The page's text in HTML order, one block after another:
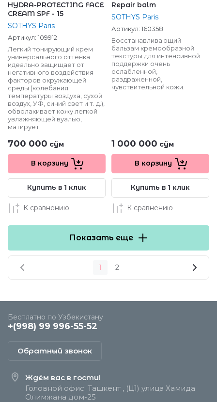
HYDRA-PROTECTING FACE
CREAM SPF - 15
SOTHYS Paris
Артикул: 109912
Легкий тонирующий крем
универсального оттенка
идеально защищает от
негативного воздействия
факторов окружающей
среды (колебания
температуры воздуха, сухой
воздух, УФ, синий свет и т. д.),
обволакивает кожу легкой
увлажняющей вуалью,
матирует.
700 000 сўм
В корзину
Купить в 1 клик
К сравнению
Repair balm
SOTHYS Paris
Артикул: 160358
Восстанавливающий
бальзам кремообразной
текстуры для интенсивной
поддержки очень
ослабленной,
раздраженной,
чувствительной кожи.
1 000 000 сўм
В корзину
Купить в 1 клик
К сравнению
Показать еще
1 2
Бесплатно по Узбекистану
+(998) 99 996-55-52
Обратный звонок
Ждём вас в гости!
Головной офис: Ташкент , (Ц1) улица Хамида
Олимжана дом-25